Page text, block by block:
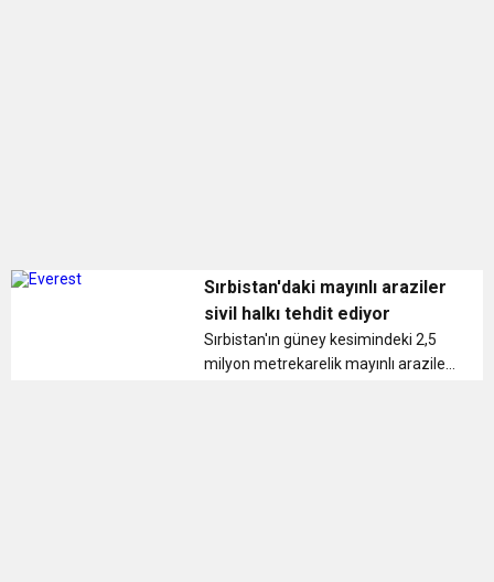
Sırbistan'daki mayınlı araziler
sivil halkı tehdit ediyor
Sırbistan'ın güney kesimindeki 2,5
milyon metrekarelik mayınlı araziler